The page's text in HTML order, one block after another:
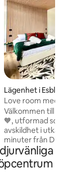
Lägenhet i Esbly
Love room med
från Disneyland
Välkommen till
🧡, utformad som
avskildhet i
minuter från
oförglömlig
favoritboende 🧡 Superhost i 2 år (din